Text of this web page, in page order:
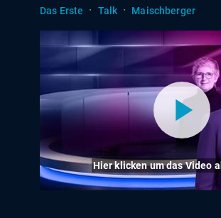
Das Erste · Talk · Maischberger
Hier klicken um das Video